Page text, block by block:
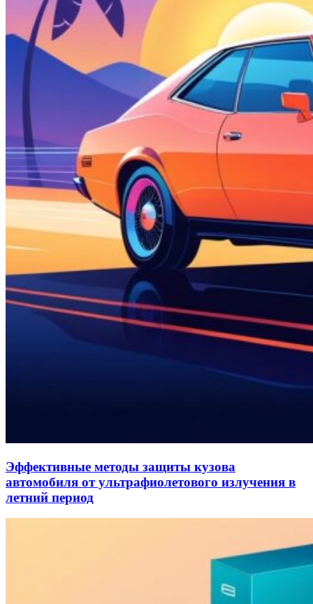
Эффективные методы защиты кузова
автомобиля от ультрафиолетового излучения в
летний период